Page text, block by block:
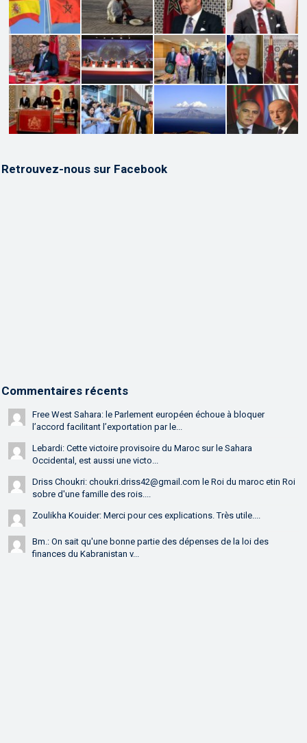
Retrouvez-nous sur Facebook
Commentaires récents
Free West Sahara: le Parlement européen échoue à bloquer
l’accord facilitant l’exportation par le...
Lebardi: Cette victoire provisoire du Maroc sur le Sahara
Occidental, est aussi une victo...
Driss Choukri: choukri.driss42@gmail.com le Roi du maroc etin Roi
sobre d'une famille des rois....
Zoulikha Kouider: Merci pour ces explications. Très utile....
Bm.: On sait qu'une bonne partie des dépenses de la loi des
finances du Kabranistan v...